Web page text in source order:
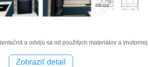
a odvijú sa od použitých materiálov a vnútornej
Zobraziť detail